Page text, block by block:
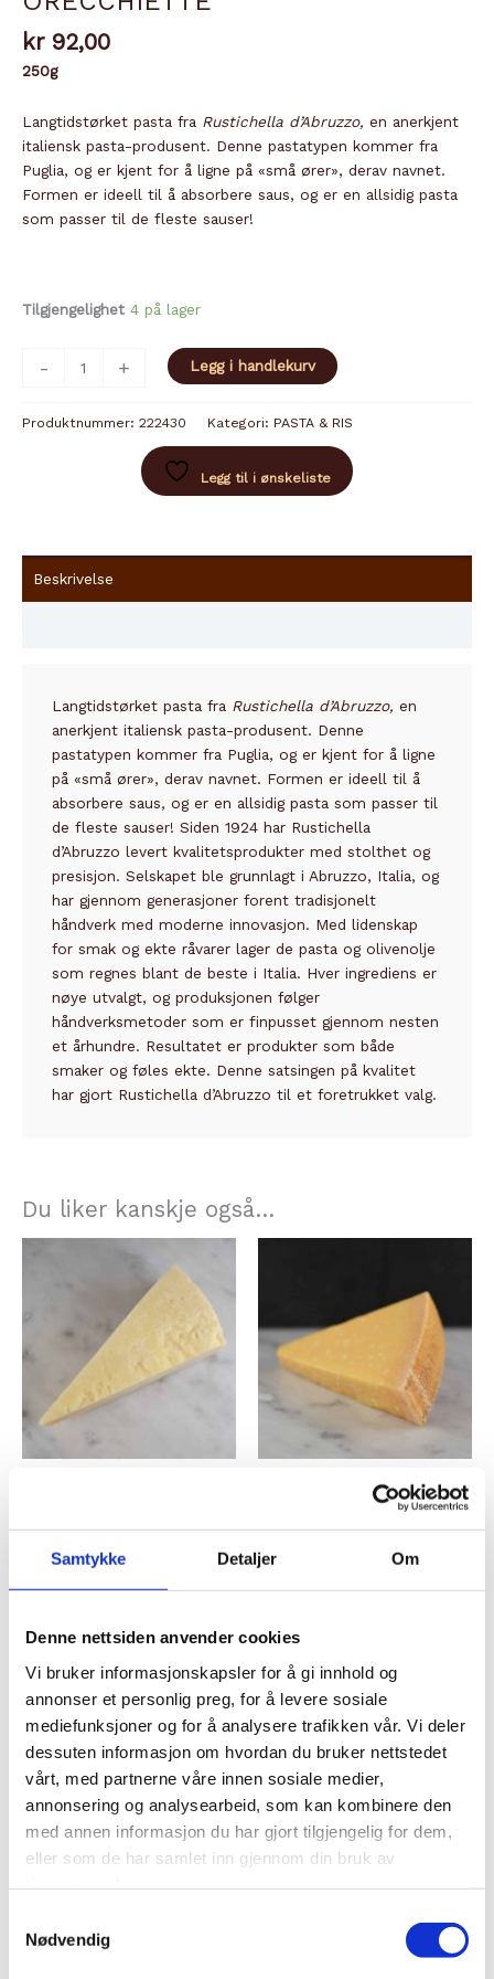
Samtykke Detaljer Om
Denne nettsiden anvender cookies
Vi bruker informasjonskapsler for å gi innhold og
annonser et personlig preg, for å levere sosiale
mediefunksjoner og for å analysere trafikken vår. Vi deler
dessuten informasjon om hvordan du bruker nettstedet
vårt, med partnerne våre innen sosiale medier,
annonsering og analysearbeid, som kan kombinere den
med annen informasjon du har gjort tilgjengelig for dem,
eller som de har samlet inn gjennom din bruk av
Nødvendig
kr92,00
250g
Langtidstørket pasta fra Rustichella d’Abruzzo, en anerkjent
italiensk pasta-produsent. Denne pastatypen kommer fra
Puglia, og er kjent for å ligne på «små ører», derav navnet.
Formen er ideell til å absorbere saus, og er en allsidig pasta
som passer til de fleste sauser!
Tilgjengelighet 4 på lager
- + Legg i handlekurv
Produktnummer: 222430 Kategori: PASTA & RIS
Legg til i ønskeliste
Beskrivelse
Langtidstørket pasta fra Rustichella d’Abruzzo,en
anerkjent italiensk pasta-produsent. Denne
pastatypen kommer fra Puglia, og er kjent for å ligne
på «små ører», derav navnet. Formen er ideell til å
absorbere saus, og er en allsidig pasta som passer til
de fleste sauser!Siden 1924 har Rustichella
d’Abruzzo levert kvalitetsprodukter med stolthet og
presisjon. Selskapet ble grunnlagt i Abruzzo, Italia, og
har gjennom generasjoner forent tradisjonelt
håndverk med moderne innovasjon. Med lidenskap
for smak og ekte råvarer lager de pasta og olivenolje
som regnes blant de beste i Italia. Hver ingrediens er
nøye utvalgt, og produksjonen følger
håndverksmetoder som er finpusset gjennom nesten
et århundre. Resultatet er produkter som både
smaker og føles ekte. Denne satsingen på kvalitet
har gjort Rustichella d’Abruzzo til et foretrukket valg.
Du liker kanskje også…
kr138,00 – kr345,00Prisområde:
kr 138,00
kr 345,00
Legg til i handlekurv
Dette
flere
Alternativene
kan
velges
på
produktsiden
Legg til i ønskeliste
PARMIGIANO REGGIANO
VACCHE ROSSE
kr138,00 276,00Prisområde:
til
kan
velges
Legg til i ønskeliste
IKKE PÅ LAGER